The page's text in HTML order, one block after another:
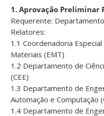
1. Aprovação Preliminar
Requerente:
Relatores:
1.1 Coordenadoria
Materiais (EMT)
1.2 Departamento de
(CEE)
1.3 Departamento de
Automação e Computação
1.4 Departamento de